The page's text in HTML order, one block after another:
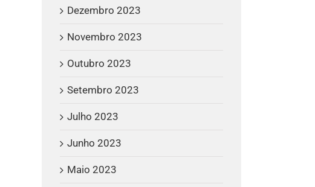
Dezembro 2023
Novembro 2023
Outubro 2023
Setembro 2023
Julho 2023
Junho 2023
Maio 2023